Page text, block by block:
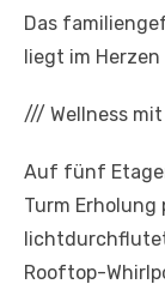
Das
liegt im
/// Wellness
Auf fünf
Turm Erholung
Rooftop-